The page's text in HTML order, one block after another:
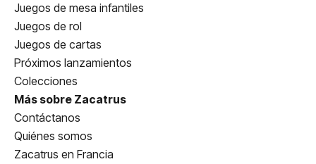
Juegos de mesa infantiles
Juegos de rol
Juegos de cartas
Próximos lanzamientos
Colecciones
Más sobre Zacatrus
Contáctanos
Quiénes somos
Zacatrus en Francia